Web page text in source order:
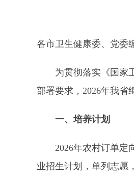
各市卫生健康委、党委
为贯彻落实《国家卫
部署要求，2026年我省
一、培养计划
2026年农村订单定向
业招生计划，单列志愿